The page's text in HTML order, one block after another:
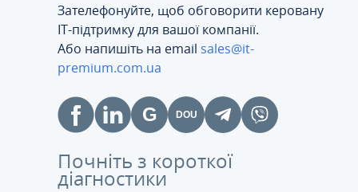
Зателефонуйте, щоб обговорити керовану
ІТ-підтримку для вашої компанії.
Або напишіть на email sales@it-
premium.com.ua
Почніть з короткої
діагностики